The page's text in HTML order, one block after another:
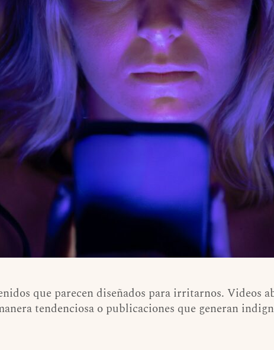
que parecen diseñados para irritarnos. Videos
tendenciosa o publicaciones que generan